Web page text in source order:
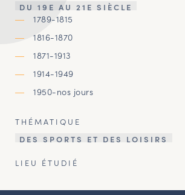
DU 19E AU 21E SIÈCLE
1789-1815
1816-1870
1871-1913
1914-1949
1950-nos jours
THÉMATIQUE
DES SPORTS ET DES LOISIRS
LIEU ÉTUDIÉ